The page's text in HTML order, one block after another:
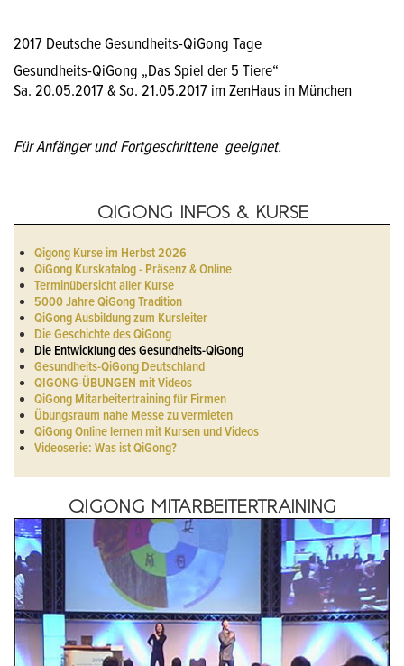
2017 Deutsche Gesundheits-QiGong Tage
Gesundheits-QiGong „Das Spiel der 5 Tiere“
Sa. 20.05.2017 & So. 21.05.2017 im ZenHaus in München
Für Anfänger und Fortgeschrittene geeignet.
QIGONG INFOS & KURSE
Qigong Kurse im Herbst 2026
QiGong Kurskatalog - Präsenz & Online
Terminübersicht aller Kurse
5000 Jahre QiGong Tradition
QiGong Ausbildung zum Kursleiter
Die Geschichte des QiGong
Die Entwicklung des Gesundheits-QiGong
Gesundheits-QiGong Deutschland
QIGONG-ÜBUNGEN mit Videos
QiGong Mitarbeitertraining für Firmen
Übungsraum nahe Messe zu vermieten
QiGong Online lernen mit Kursen und Videos
Videoserie: Was ist QiGong?
QIGONG MITARBEITERTRAINING